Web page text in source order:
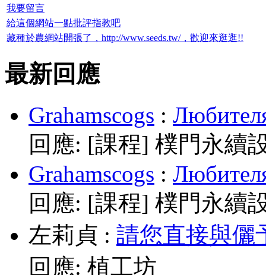
我要留言
給這個網站一點批評指教吧
藏種於農網站開張了，http://www.seeds.tw/，歡迎來逛逛!!
最新回應
Grahamscogs :
回應: [課程] 樸門永續
Grahamscogs :
回應: [課程] 樸門永續
左莉貞 : 請您直接與儷
回應: 植工坊